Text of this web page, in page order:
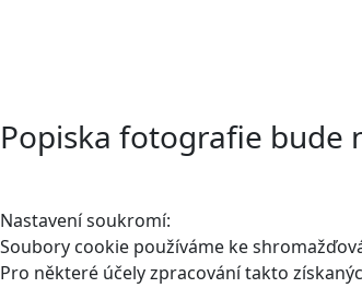
Popiska fotografie bude
Nastavení soukromí:
Soubory cookie používáme ke
Pro některé účely zpracování takto